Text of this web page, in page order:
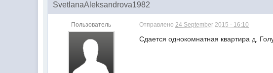
SvetlanaAleksandrova1982
Пользователь Отправлено24 September 2015 - 16:10
Сдается однокомнатная квартира д.